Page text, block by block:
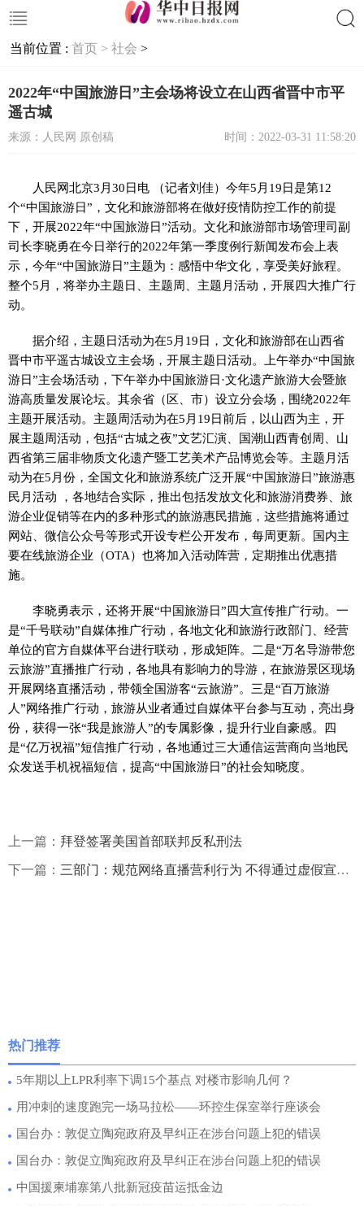
当前位置 : 首页 > 社会 >
2022年“中国旅游日”主会场将设立在山西省晋中市平
遥古城
来源：人民网 原创稿 时间：2022-03-31 11:58:20
人民网北京3月30日电 （记者刘佳）今年5月19日是第12
个“中国旅游日”，文化和旅游部将在做好疫情防控工作的前提
下，开展2022年“中国旅游日”活动。文化和旅游部市场管理司副
司长李晓勇在今日举行的2022年第一季度例行新闻发布会上表
示， 今年“中国旅游日”主题为：感悟中华文化，享受美好旅程。
整个5月，将举办主题日、主题周、主题月活动，开展四大推广行
动。
据介绍，主题日活动为在5月19日，文化和旅游部在山西省
晋中市平遥古城设立主会场，开展主题日活动。上午举办“中国旅
游日”主会场活动，下午举办中国旅游日·文化遗产旅游大会暨旅
游高质量发展论坛。其余省（区、市）设立分会场，围绕2022年
主题开展活动。 主题周活动为在5月19日前后，以山西为主，开
展主题周活动，包括“古城之夜”文艺汇演、国潮山西青创周、山
西省第三届非物质文化遗产暨工艺美术产品博览会等。 主题月活
动为在5月份，全国文化和旅游系统广泛开展“中国旅游日”旅游惠
民月活动 ，各地结合实际，推出包括发放文化和旅游消费券、旅
游企业促销等在内的多种形式的旅游惠民措施，这些措施将通过
网站、微信公众号等形式开设专栏公开发布，每周更新。国内主
要在线旅游企业（OTA）也将加入活动阵营，定期推出优惠措
施。
李晓勇表示，还将开展“中国旅游日”四大宣传推广行动。一
是“千号联动”自媒体推广行动，各地文化和旅游行政部门、经营
单位的官方自媒体平台进行联动，形成矩阵。二是“万名导游带您
云旅游”直播推广行动，各地具有影响力的导游，在旅游景区现场
开展网络直播活动，带领全国游客“云旅游”。三是“百万旅游
人”网络推广行动，旅游从业者通过自媒体平台参与互动，亮出身
份，获得一张“我是旅游人”的专属影像，提升行业自豪感。四
是“亿万祝福”短信推广行动，各地通过三大通信运营商向当地民
众发送手机祝福短信，提高“中国旅游日”的社会知晓度。
上一篇： 拜登签署美国首部联邦反私刑法
下一篇： 三部门：规范网络直播营利行为 不得通过虚假宣传、自我打赏等炒作热度
热门推荐
5年期以上LPR利率下调15个基点 对楼市影响几何？
用冲刺的速度跑完一场马拉松——环控生保室举行座谈会
国台办：敦促立陶宛政府及早纠正在涉台问题上犯的错误
国台办：敦促立陶宛政府及早纠正在涉台问题上犯的错误
中国援柬埔寨第八批新冠疫苗运抵金边